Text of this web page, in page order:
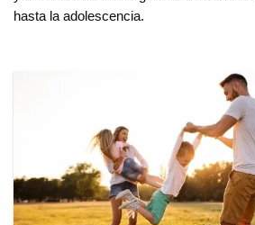
hasta la adolescencia.